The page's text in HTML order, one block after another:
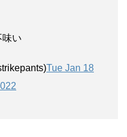
味い
Tue Jan 18